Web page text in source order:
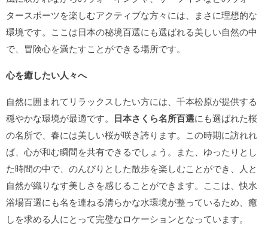
タースポーツを楽しむアクティブな方々には、まさに理想的な
環境です。ここは日本の秘境百選にも選ばれる美しい自然の中
で、冒険心を満たすことができる場所です。
心を癒したい人々へ
自然に囲まれてリラックスしたい方には、千本松原が提供する
穏やかな環境が最適です。 日本さくら名所百選にも選ばれた桜
の名所で、春には美しい桜が咲き誇ります。この時期に訪れれ
ば、心が和む瞬間を共有できるでしょう。また、ゆったりとし
た時間の中で、のんびりとした散歩を楽しむことができ、人と
自然が織りなす美しさを感じることができます。ここは、快水
浴場百選にも名を連ねる清らかな水環境が整っているため、癒
しを求める人にとって完璧なロケーションとなっています。